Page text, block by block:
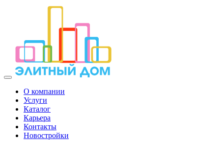
О компании
Услуги
Каталог
Карьера
Контакты
Новостройки